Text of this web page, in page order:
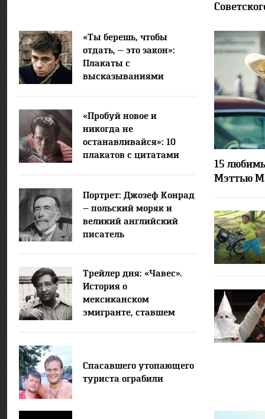
«Ты берешь, чтобы
отдать, — это закон»:
Плакаты с
высказываниями
«Пробуй новое и
никогда не
останавливайся»: 10
плакатов с цитатами
Портрет: Джозеф Конрад
— польский моряк и
великий английский
писатель
Трейлер дня: «Чавес».
История о
мексиканском
эмигранте, ставшем
Спасавшего утопающего
туриста ограбили
15
Мэттью